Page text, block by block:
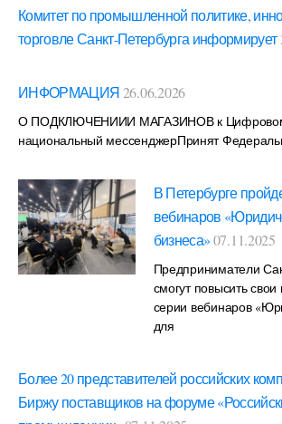
Комитет по промышленной политике,
торговле Санкт-Петербурга информирует
ИНФОРМАЦИЯ26.06.2026
О ПОДКЛЮЧЕНИИИ МАГАЗИНОВ к
национальный мессенджерПринят
В Петербурге
вебинаров
бизнеса»07.11.2025
Предприниматели
смогут повысить
серии вебинаров
для
Более 20 представителей российских
Биржу поставщиков на форуме